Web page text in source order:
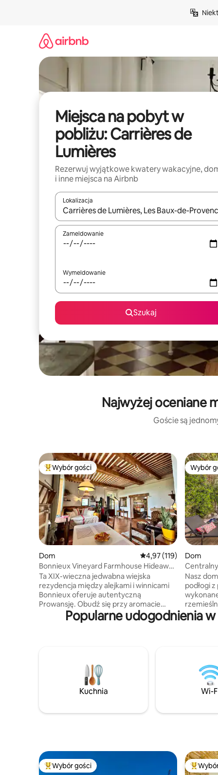
Miejsca na pobyt w
pobliżu: Carrières de
Lumières
Rezerwuj wyjątkowe kwatery wakacyjne,
i inne miejsca na Airbnb
Lokalizacja
Gdy wyniki będą dostępne, możesz poruszać się
Zameldowanie
Wymeldowanie
Szukaj
Najwyżej oceniane
Goście są
Najpopularniejsze z kategorii Wybór gości
Wybór gości
Dom Średnia ocena: 4,97 na
4,97 (119)
Bonnieux Vineyard Farmhouse Hideaway
– zwierzęta mile widziane
Ta XIX-wieczna jedwabna wiejska
rezydencja między alejkami i winnicami
Bonnieux oferuje autentyczną
Prowansję. Obudź się przy aromacie
espresso na tarasie z widokiem na
winnicę, a następnie wybierz się na
i francuską pościelą. Dni wypełnione są
wizytami na targowiskach, zwiedzaniem
winnic i wypiciem wina o zachodzie
słońca. Wiosenne kwiaty wiśni i letnie
Zaledwie 5 minut od piekarni w wiosce, a
Wybór
Wybór
Dom
Nasz
podłogi
się w
ale
każdego
Popularne udogodnienia
Kuchnia Wi-
Najpopularniejsze z kategorii Wybór gości
Wybór gości